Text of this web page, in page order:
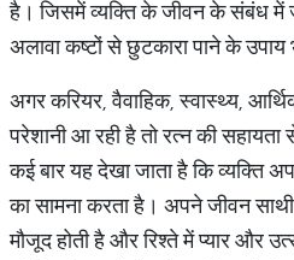
है। जिसमें व्यक्ति के जीवन के संबंध में
अलावा कष्टों से छुटकारा पाने के उपाय
अगर करियर, वैवाहिक, स्वास्थ्य,
परेशानी आ रही है तो रत्न की
कई बार यह देखा जाता है कि व्यक्ति
का सामना करता है। अपने जीवन
मौजूद होती है और रिश्ते में प्यार और